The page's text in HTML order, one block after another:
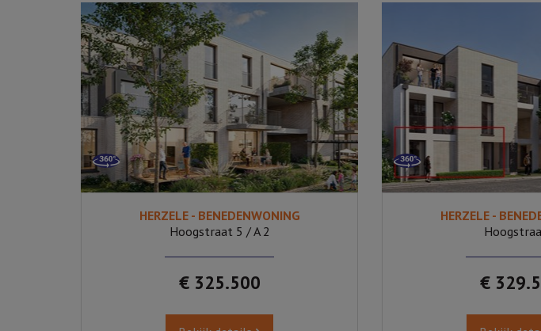
2 Ja
HERZELE - BENEDENWONING
Hoogstraat 5 / A 2
€ 325.500
2
HERZELE -
€